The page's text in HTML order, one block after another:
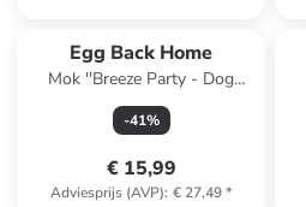
Egg Back Home
Mok ''Breeze Party - Dog
Mom'' lichtblauw - 450 ml
-41%
€ 15,99
Adviesprijs (AVP): € 27,49*